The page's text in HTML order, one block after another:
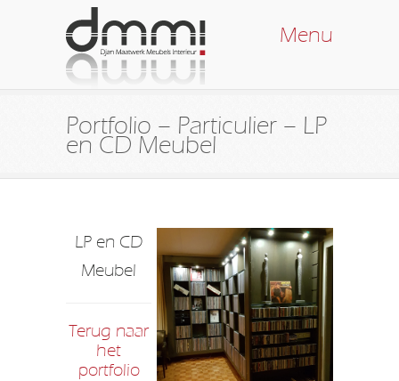
Menu
Portfolio – Particulier – LP
en CD Meubel
LP en CD
Meubel
Terug naar
het
portfolio